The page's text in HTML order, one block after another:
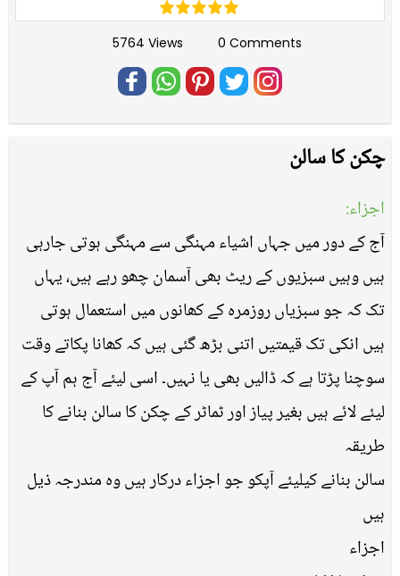
5764 Views 0 Comments
چکن کا سالن
اجزاء:
آج کے دور میں جہاں اشیاء مہنگی سے مہنگی ہوتی جارہی
ہیں وہیں سبزیوں کے ریٹ بھی آسمان چھو رہے ہیں، یہاں
تک کہ جو سبزیاں روزمرہ کے کھانوں میں استعمال ہوتی
ہیں انکی تک قیمتیں اتنی بڑھ گئی ہیں کہ کھانا پکاتے وقت
سوچنا پڑتا ہے کہ ڈالیں بھی یا نہیں۔ اسی لیئے آج ہم آپ کے
لیئے لائے ہیں بغیر پیاز اور ٹماٹر کے چکن کا سالن بنانے کا
طریقہ
سالن بنانے کیلیئے آپکو جو اجزاء درکار ہیں وہ مندرجہ ذیل
ہیں
اجزاء